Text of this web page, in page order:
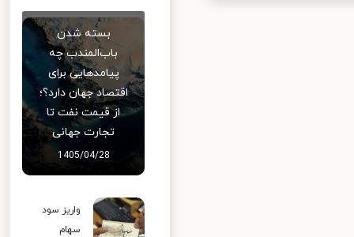
بسته شدن
باب‌المندب چه
پیامدهایی برای
اقتصاد جهان دارد؟؛
از قیمت نفت تا
تجارت جهانی
1405/04/28
واریز سود
سهام